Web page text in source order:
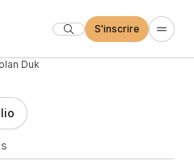
S'inscrire
Duk